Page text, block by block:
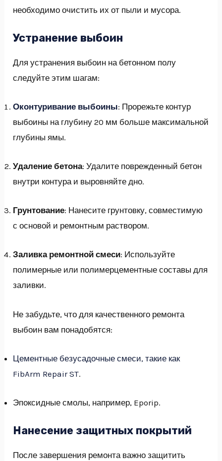
необходимо очистить их от пыли и мусора.
Устранение выбоин
Для устранения выбоин на бетонном полу
следуйте этим шагам:
Оконтуривание выбоины: Прорежьте контур
выбоины на глубину 20 мм больше максимальной
глубины ямы.
Удаление бетона: Удалите поврежденный бетон
внутри контура и выровняйте дно.
Грунтование: Нанесите грунтовку, совместимую
с основой и ремонтным раствором.
Заливка ремонтной смеси: Используйте
полимерные или полимерцементные составы для
заливки.
Не забудьте, что для качественного ремонта
выбоин вам понадобятся:
Цементные безусадочные смеси, такие как
FibArm Repair ST.
Эпоксидные смолы, например, Eporip.
Нанесение защитных покрытий
После завершения ремонта важно защитить